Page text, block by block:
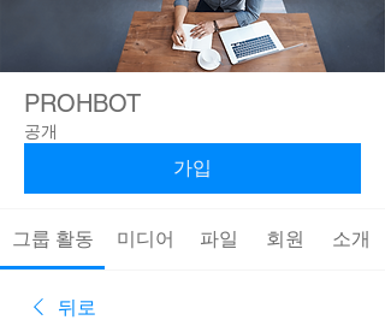
PROHBOT
공개
가입
그룹 활동 미디어 파일 회원 소개
뒤로